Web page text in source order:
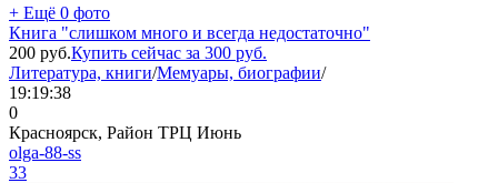
+ Ещё 0 фото
Книга "слишком много и всегда недостаточно"
200 руб.Купить сейчас за 300 руб.
Литература, книги/Мемуары, биографии/
19:19:38
0
Красноярск, Район ТРЦ Июнь
olga-88-ss
33